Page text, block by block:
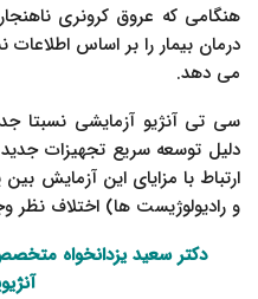
هنگامی که عروق کرونری
درمان بیمار را بر اساس
می دهد.
سی تی آنژیو آزمایشی نسبتا
دلیل توسعه سریع تجهیزات
ارتباط با مزایای این
و رادیولوژیست ها) اختلاف نظر
دکتر سعید یزدانخواه